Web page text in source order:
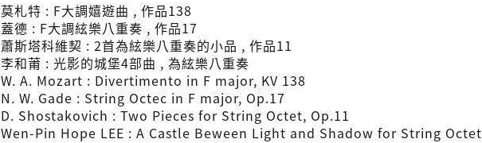
莫札特 : F大調嬉遊曲 , 作品138
蓋德 : F大調絃樂八重奏 , 作品17
蕭斯塔科維契 : 2首為絃樂八重奏的小品 , 作品11
李和莆 : 光影的城堡4部曲 , 為絃樂八重奏
W. A. Mozart : Divertimento in F major, KV 138
N. W. Gade : String Octec in F major, Op.17
D. Shostakovich : Two Pieces for String Octet, Op.11
Wen-Pin Hope LEE : A Castle Beween Light and Shadow for String Octet